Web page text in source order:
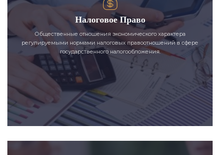
Налоговое Право
Общественные отношения экономического характера
регулируемыми нормами налоговых правоотношений в сфере
государственного налогообложения.